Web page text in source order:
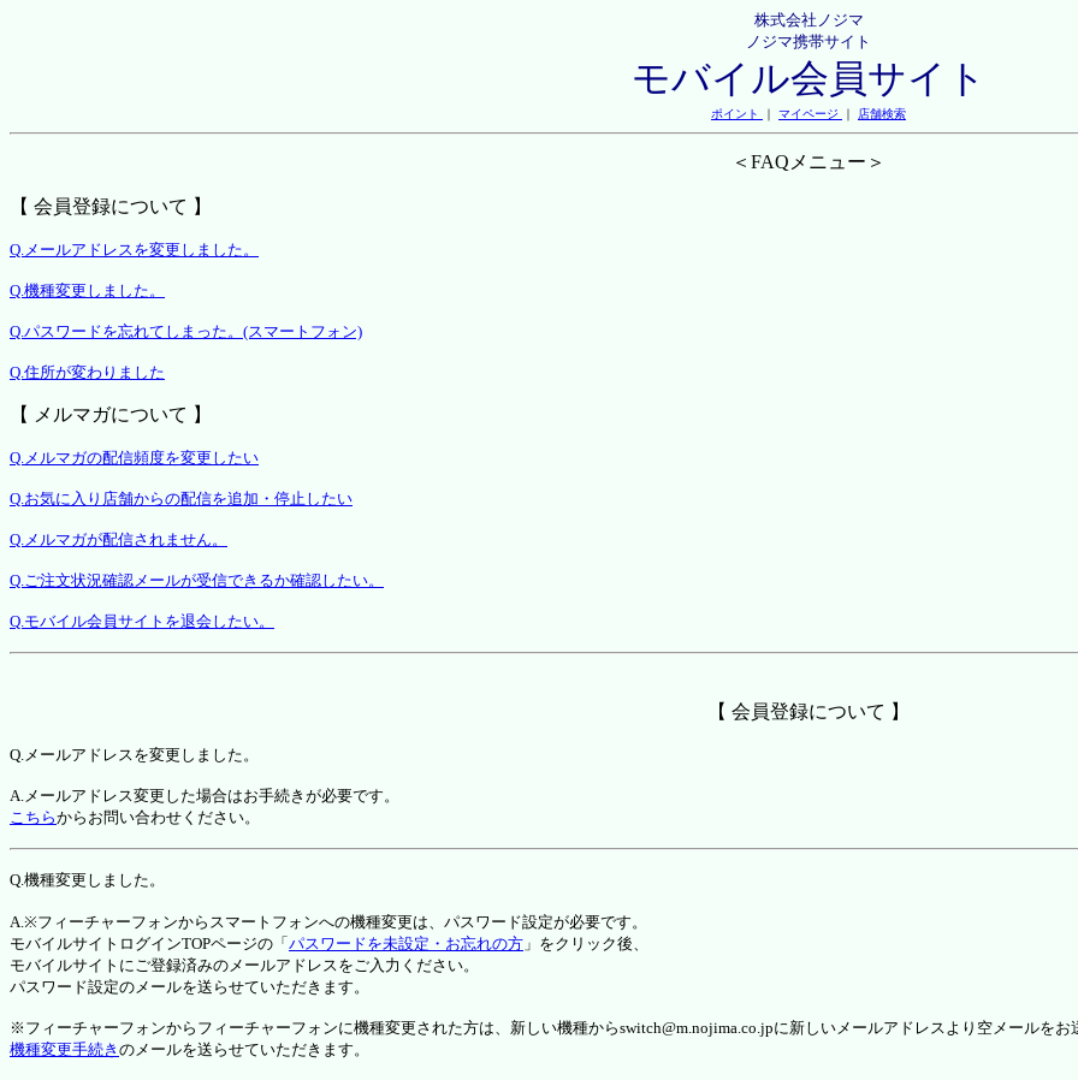
株式会社ノジマ
ノジマ携帯サイト
モバイル会員サイト
ポイント ｜ マイページ ｜ 店舗検索
＜FAQメニュー＞
【 会員登録について 】
Q.メールアドレスを変更しました。
Q.機種変更しました。
Q.パスワードを忘れてしまった。(スマートフォン)
Q.住所が変わりました
【 メルマガについて 】
Q.メルマガの配信頻度を変更したい
Q.お気に入り店舗からの配信を追加・停止したい
Q.メルマガが配信されません。
Q.ご注文状況確認メールが受信できるか確認したい。
Q.モバイル会員サイトを退会したい。
【 会員登録について 】
Q.メールアドレスを変更しました。
A.メールアドレス変更した場合はお手続きが必要です。
こちらからお問い合わせください。
Q.機種変更しました。
A.※フィーチャーフォンからスマートフォンへの機種変更は、パスワード設定が必要です。
モバイルサイトログインTOPページの「 パスワードを未設定・お忘れの方 」をクリック後、
モバイルサイトにご登録済みのメールアドレスをご入力ください。
パスワード設定のメールを送らせていただきます。
※フィーチャーフォンからフィーチャーフォンに機種変更された方は、新しい機種からswitch@m.nojima.co.jpに新しいメールアドレスより空メールをお
機種変更手続き のメールを送らせていただきます。